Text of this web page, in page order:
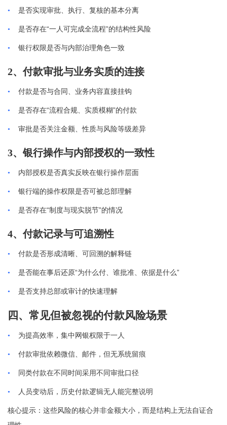
• 是否实现审批、执行、复核的基本分离
• 是否存在“一人可完成全流程”的结构性风险
• 银行权限是否与内部治理角色一致
2、付款审批与业务实质的连接
• 付款是否与合同、业务内容直接挂钩
• 是否存在“流程合规、实质模糊”的付款
• 审批是否关注金额、性质与风险等级差异
3、银行操作与内部授权的一致性
• 内部授权是否真实反映在银行操作层面
• 银行端的操作权限是否可被总部理解
• 是否存在“制度与现实脱节”的情况
4、付款记录与可追溯性
• 付款是否形成清晰、可回溯的解释链
• 是否能在事后还原“为什么付、谁批准、依据是什么”
• 是否支持总部或审计的快速理解
四、常见但被忽视的付款风险场景
• 为提高效率，集中网银权限于一人
• 付款审批依赖微信、邮件，但无系统留痕
• 同类付款在不同时间采用不同审批口径
• 人员变动后，历史付款逻辑无人能完整说明
核心提示：这些风险的核心并非金额大小，而是结构上无法自证合